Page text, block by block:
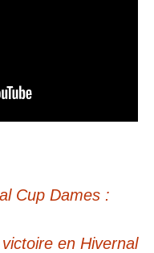
Cup Dames :
en Hivernal